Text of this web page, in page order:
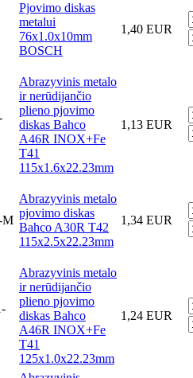
Pjovimo diskas
metalui
76x1.0x10mm
BOSCH
1,40 EUR
Abrazyvinis metalo
ir nerūdijančio
plieno pjovimo
diskas Bahco
A46R INOX+Fe
T41
115x1.6x22.23mm
1,13 EUR
M
Abrazyvinis metalo
pjovimo diskas
Bahco A30R T42
115x2.5x22.23mm
1,34 EUR
Abrazyvinis metalo
ir nerūdijančio
plieno pjovimo
diskas Bahco
A46R INOX+Fe
T41
125x1.0x22.23mm
1,24 EUR